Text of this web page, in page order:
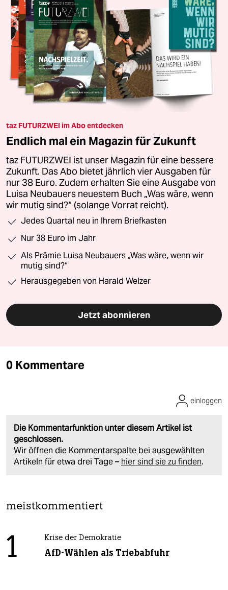
taz FUTURZWEI im Abo entdecken
Endlich mal ein Magazin für Zukunft
taz FUTURZWEI ist unser Magazin für eine bessere
Zukunft. Das Abo bietet jährlich vier Ausgaben für
nur 38 Euro. Zudem erhalten Sie eine Ausgabe von
Luisa Neubauers neuestem Buch „Was wäre, wenn
wir mutig sind?“ (solange Vorrat reicht).
Jedes Quartal neu in Ihrem Briefkasten
Nur 38 Euro im Jahr
Als Prämie Luisa Neubauers „Was wäre, wenn wir
mutig sind?“
Herausgegeben von Harald Welzer
Jetzt abonnieren
0 Kommentare
Die Kommentarfunktion unter diesem Artikel ist
geschlossen.
Wir öffnen die Kommentarspalte bei ausgewählten
Artikeln für etwa drei Tage – hier sind sie zu finden.
einloggen
meistkommentiert
1 Krise der Demokratie
AfD-Wählen als Triebabfuhr